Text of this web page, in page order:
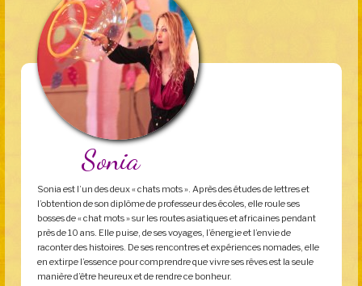
Sonia
Sonia est l’un des deux « chats mots ». Après des études de lettres et
l’obtention de son diplôme de professeur des écoles, elle roule ses
bosses de « chat mots » sur les routes asiatiques et africaines pendant
près de 10 ans. Elle puise, de ses voyages, l’énergie et l’envie de
raconter des histoires. De ses rencontres et expériences nomades, elle
en extirpe l’essence pour comprendre que vivre ses rêves est la seule
manière d’être heureux et de rendre ce bonheur.